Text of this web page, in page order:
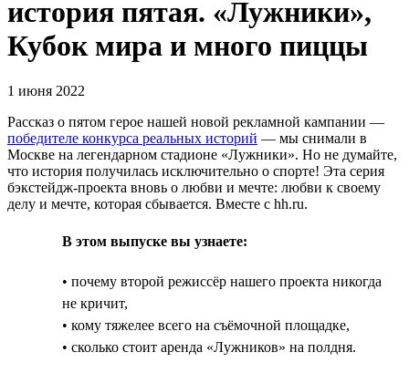
история пятая. «Лужники»,
Кубок мира и много пиццы
1 июня 2022
Рассказ о пятом герое нашей новой рекламной кампании —
победителе конкурса реальных историй — мы снимали в
Москве на легендарном стадионе «Лужники». Но не думайте,
что история получилась исключительно о спорте! Эта серия
бэкстейдж-проекта вновь о любви и мечте: любви к своему
делу и мечте, которая сбывается. Вместе с hh.ru.
В этом выпуске вы узнаете:
• почему второй режиссёр нашего проекта никогда
не кричит,
• кому тяжелее всего на съёмочной площадке,
• сколько стоит аренда «Лужников» на полдня.